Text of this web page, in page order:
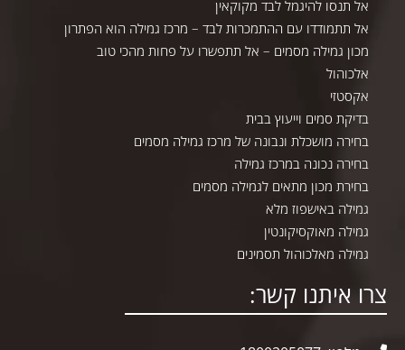
אל תנסו להיגמל לבד מקוקאין
אל תתמודדו עם ההתמכרות לבד – מרכז גמילה הוא הפתרון
מכון גמילה מסמים – אל תתפשרו על פחות מהכי טוב
אלכוהול
אקסטזי
בדיקת סמים וייעוץ בבית
בחירה מושכלת ונבונה של מרכז גמילה מסמים
בחירה נכונה במרכז גמילה
בחירת מכון מתאים לגמילה מסמים
גמילה באישפוז מלא
גמילה מאוקסיקונטין
גמילה מאלכוהול תסמינים
צרו איתנו קשר: